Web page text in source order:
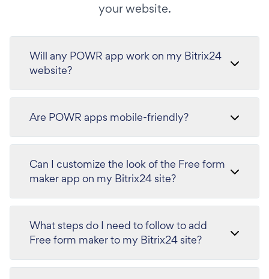
your website.
Will any POWR app work on my Bitrix24
website?
Are POWR apps mobile-friendly?
Can I customize the look of the Free form
maker app on my Bitrix24 site?
What steps do I need to follow to add
Free form maker to my Bitrix24 site?